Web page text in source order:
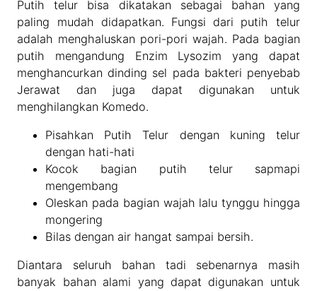
Putih telur bisa dikatakan sebagai bahan yang
paling mudah didapatkan. Fungsi dari putih telur
adalah menghaluskan pori-pori wajah. Pada bagian
putih mengandung Enzim Lysozim yang dapat
menghancurkan dinding sel pada bakteri penyebab
Jerawat dan juga dapat digunakan untuk
menghilangkan Komedo.
Pisahkan Putih Telur dengan kuning telur
dengan hati-hati
Kocok bagian putih telur sapmapi
mengembang
Oleskan pada bagian wajah lalu tynggu hingga
mongering
Bilas dengan air hangat sampai bersih.
Diantara seluruh bahan tadi sebenarnya masih
banyak bahan alami yang dapat digunakan untuk